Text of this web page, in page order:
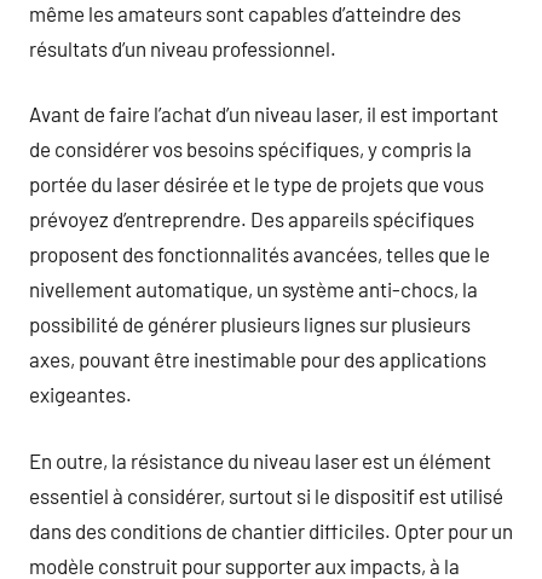
même les amateurs sont capables d’atteindre des
résultats d’un niveau professionnel.
Avant de faire l’achat d’un niveau laser, il est important
de considérer vos besoins spécifiques, y compris la
portée du laser désirée et le type de projets que vous
prévoyez d’entreprendre. Des appareils spécifiques
proposent des fonctionnalités avancées, telles que le
nivellement automatique, un système anti-chocs, la
possibilité de générer plusieurs lignes sur plusieurs
axes, pouvant être inestimable pour des applications
exigeantes.
En outre, la résistance du niveau laser est un élément
essentiel à considérer, surtout si le dispositif est utilisé
dans des conditions de chantier difficiles. Opter pour un
modèle construit pour supporter aux impacts, à la